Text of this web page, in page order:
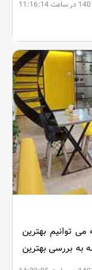
توانیم بهترین
به بررسی بهترین